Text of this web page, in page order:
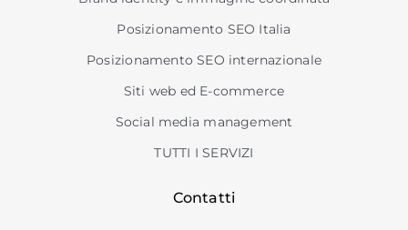
Contatti
Posizionamento SEO Italia
Posizionamento SEO internazionale
Siti web ed E-commerce
Social media management
TUTTI I SERVIZI